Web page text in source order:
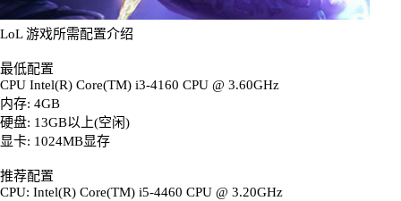
LoL 游戏所需配置介绍
最低配置
CPU Intel(R) Core(TM) i3-4160 CPU @ 3.60GHz
内存: 4GB
硬盘: 13GB以上(空闲)
显卡: 1024MB显存
推荐配置
CPU: Intel(R) Core(TM) i5-4460 CPU @ 3.20GHz